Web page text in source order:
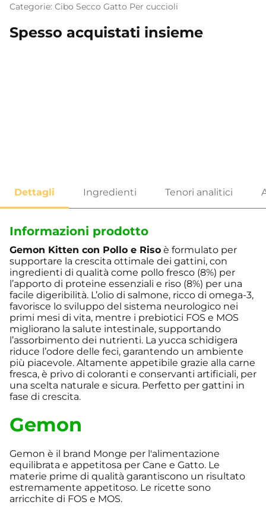
Categorie: Cibo Secco Gatto Per cuccioli
Spesso acquistati insieme
Informazioni prodotto
Gemon Kitten con Pollo e Riso è formulato per
supportare la crescita ottimale dei gattini, con
ingredienti di qualità come pollo fresco (8%) per
l’apporto di proteine essenziali e riso (8%) per una
facile digeribilità. L’olio di salmone, ricco di omega-3,
favorisce lo sviluppo del sistema neurologico nei
primi mesi di vita, mentre i prebiotici FOS e MOS
migliorano la salute intestinale, supportando
l’assorbimento dei nutrienti. La yucca schidigera
riduce l’odore delle feci, garantendo un ambiente
più piacevole. Altamente appetibile grazie alla carne
fresca, è privo di coloranti e conservanti artificiali, per
una scelta naturale e sicura. Perfetto per gattini in
fase di crescita.
Gemon
Gemon è il brand Monge per l'alimentazione
equilibrata e appetitosa per Cane e Gatto. Le
materie prime di qualità garantiscono un risultato
estremamente appetitoso. Le ricette sono
arricchite di FOS e MOS.